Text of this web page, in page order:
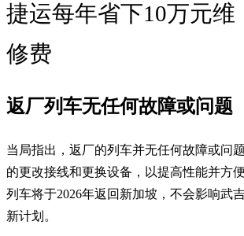
捷运每年省下10万元维
修费
返厂列车无任何故障或问题
当局指出，返厂的列车并无任何故障或问
的更改接线和更换设备，以提高性能并方
列车将于2026年返回新加坡，不会影响武
新计划。